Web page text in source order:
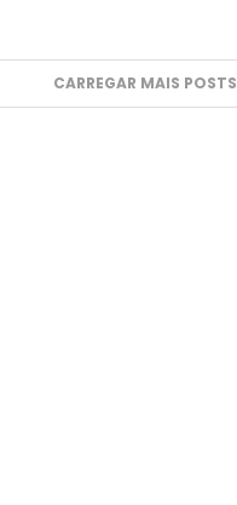
CARREGAR MAIS POSTS